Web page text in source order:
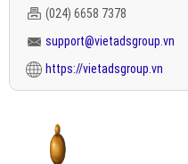
(024) 6658 7378
support@vietadsgroup.vn
https://vietadsgroup.vn